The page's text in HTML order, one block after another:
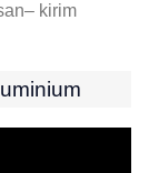
kirim